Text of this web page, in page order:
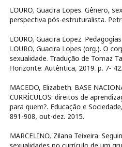
LOURO, Guacira Lopes. Gênero,
perspectiva pós-estruturalista.
LOURO, Guacira Lopez.
LOURO, Guacira Lopes (org.). O
sexualidade. Tradução de Tomaz
Horizonte: Autêntica, 2019. p. 7- 42.
MACEDO, Elizabeth. BASE
CURRÍCULOS: direitos de
para quem?. Educação e
891-908, out-dez. 2015.
MARCELINO, Zilana Teixeira.